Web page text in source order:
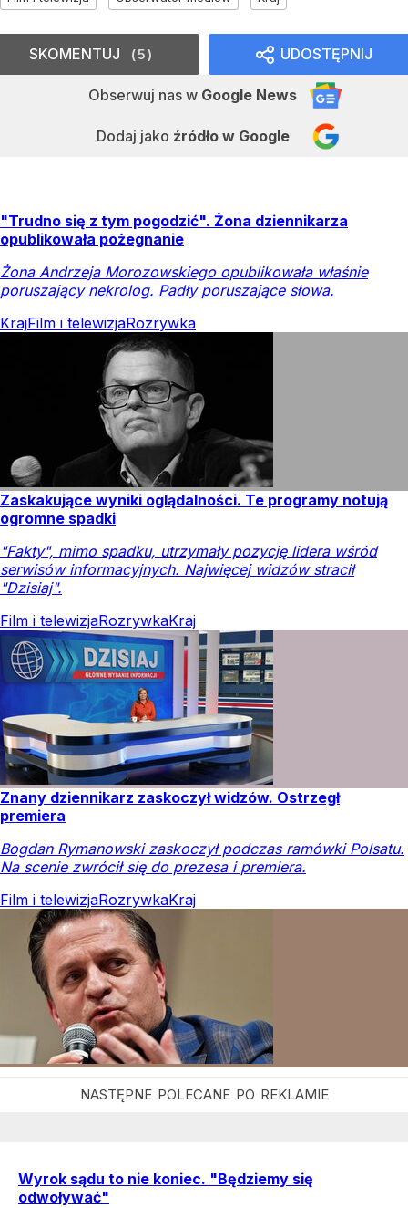
UDOSTĘPNIJ
Obserwuj nas w Google News
Dodaj jako źródło w Google
SKOMENTUJ 5
"Trudno się z tym pogodzić". Żona dziennikarza
opublikowała pożegnanie
Żona Andrzeja Morozowskiego opublikowała właśnie
poruszający nekrolog. Padły poruszające słowa.
KrajFilm i telewizjaRozrywka
Zaskakujące wyniki oglądalności. Te programy notują
ogromne spadki
"Fakty", mimo spadku, utrzymały pozycję lidera wśród
serwisów informacyjnych. Najwięcej widzów stracił
"Dzisiaj".
Film i telewizjaRozrywkaKraj
Znany dziennikarz zaskoczył widzów. Ostrzegł
premiera
Bogdan Rymanowski zaskoczył podczas ramówki Polsatu.
Na scenie zwrócił się do prezesa i premiera.
Film i telewizjaRozrywkaKraj
Wyrok sądu to nie koniec. "Będziemy się
odwoływać"